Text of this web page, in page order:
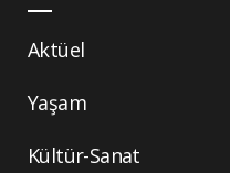
Aktüel
Yaşam
Kültür-Sanat